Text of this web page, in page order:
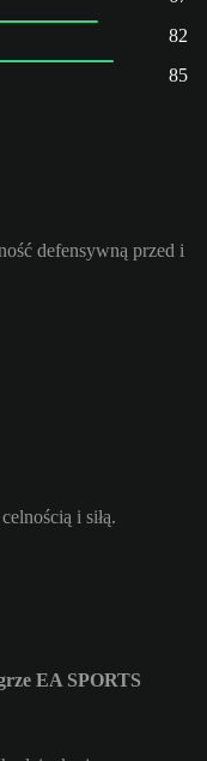
82
85
defensywną przed i
i siłą.
EA SPORTS